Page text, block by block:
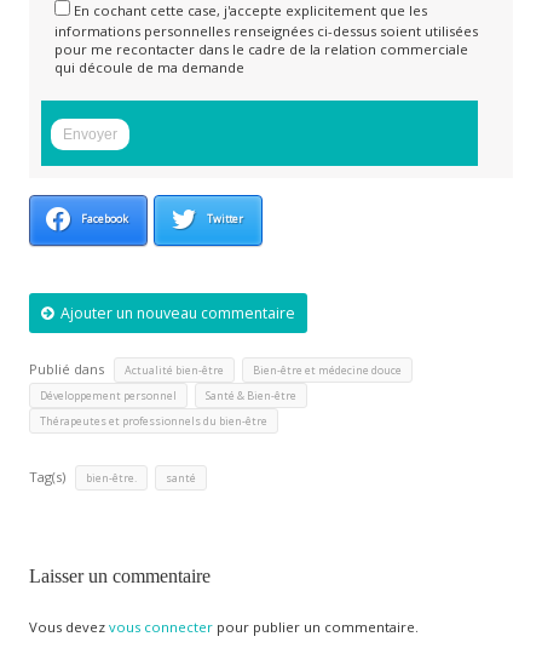
En cochant cette case, j'accepte explicitement que les
informations personnelles renseignées ci-dessus soient utilisées
pour me recontacter dans le cadre de la relation commerciale
qui découle de ma demande
Facebook Twitter
Ajouter un nouveau commentaire
Publié dans Actualité bien-être Bien-être et médecine douce
Développement personnel Santé & Bien-être
Thérapeutes et professionnels du bien-être
Tag(s) bien-être. santé
Laisser un commentaire
Vous devez vous connecterpour publier un commentaire.